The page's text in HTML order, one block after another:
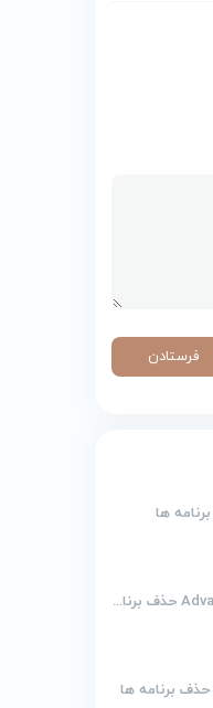
Advanced Uninstaller PRO 13.28.0.69 حذف برنامه ها